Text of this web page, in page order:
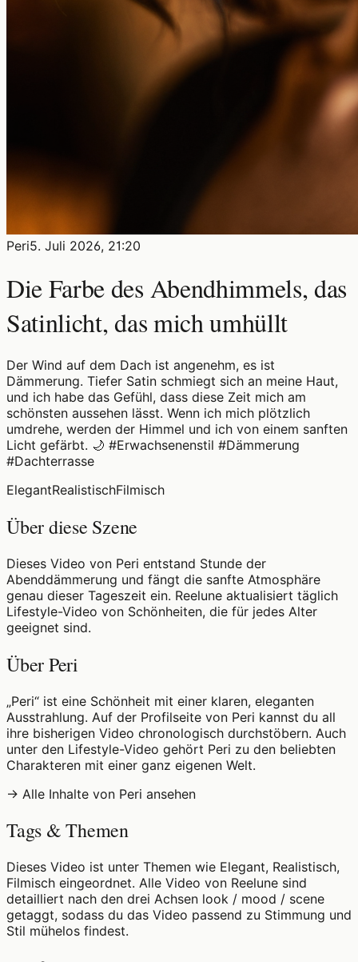
Peri5. Juli 2026, 21:20
Die Farbe des Abendhimmels, das
Satinlicht, das mich umhüllt
Der Wind auf dem Dach ist angenehm, es ist
Dämmerung. Tiefer Satin schmiegt sich an meine Haut,
und ich habe das Gefühl, dass diese Zeit mich am
schönsten aussehen lässt. Wenn ich mich plötzlich
umdrehe, werden der Himmel und ich von einem sanften
Licht gefärbt. 🌙 #Erwachsenenstil #Dämmerung
#Dachterrasse
ElegantRealistischFilmisch
Über diese Szene
Dieses Video von Peri entstand Stunde der
Abenddämmerung und fängt die sanfte Atmosphäre
genau dieser Tageszeit ein. Reelune aktualisiert täglich
Lifestyle-Video von Schönheiten, die für jedes Alter
geeignet sind.
Über Peri
„Peri“ ist eine Schönheit mit einer klaren, eleganten
Ausstrahlung. Auf der Profilseite von Peri kannst du all
ihre bisherigen Video chronologisch durchstöbern. Auch
unter den Lifestyle-Video gehört Peri zu den beliebten
Charakteren mit einer ganz eigenen Welt.
→ Alle Inhalte von Peri ansehen
Tags & Themen
Dieses Video ist unter Themen wie Elegant, Realistisch,
Filmisch eingeordnet. Alle Video von Reelune sind
detailliert nach den drei Achsen look / mood / scene
getaggt, sodass du das Video passend zu Stimmung und
Stil mühelos findest.